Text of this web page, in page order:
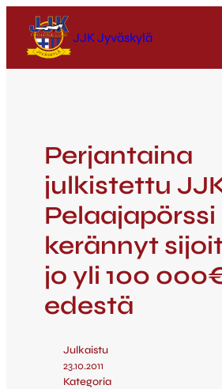
JJK Jyväskylä
Perjantaina
julkistettu
Pelaajapörssi
kerännyt
jo yli 100
edestä
Julkaistu
23.10.2011
Kategoria